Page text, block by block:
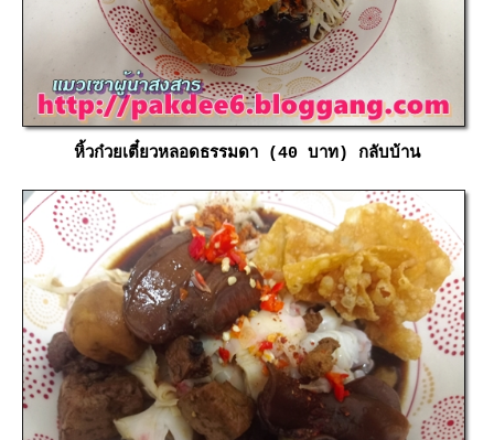
หิ้วก๋วยเตี๋ยวหลอดธรรมดา (40 บาท) กลับบ้าน